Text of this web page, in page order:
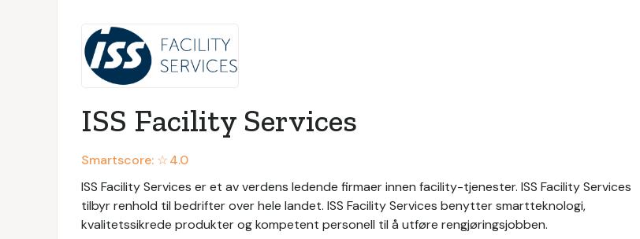
ISS Facility Services
Smartscore: ☆4.0
ISS Facility Services er et av verdens ledende firmaer innen facility-tjenester. ISS Facility Services
tilbyr renhold til bedrifter over hele landet. ISS Facility Services benytter smartteknologi,
kvalitetssikrede produkter og kompetent personell til å utføre rengjøringsjobben.